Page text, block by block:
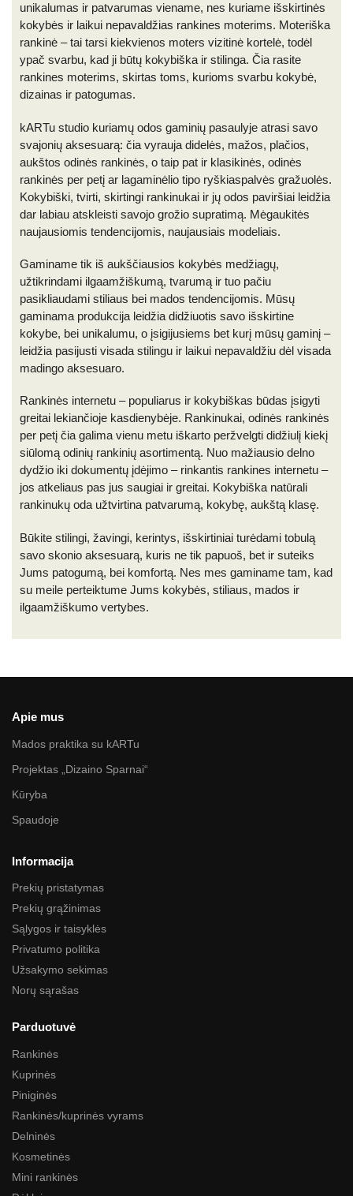
unikalumas ir patvarumas viename, nes kuriame išskirtinės
kokybės ir laikui nepavaldžias rankines moterims. Moteriška
rankinė – tai tarsi kiekvienos moters vizitinė kortelė, todėl
ypač svarbu, kad ji būtų kokybiška ir stilinga. Čia rasite
rankines moterims, skirtas toms, kurioms svarbu kokybė,
dizainas ir patogumas.
kARTu studio kuriamų odos gaminių pasaulyje atrasi savo
svajonių aksesuarą: čia vyrauja didelės, mažos, plačios,
aukštos odinės rankinės, o taip pat ir klasikinės, odinės
rankinės per petį ar lagaminėlio tipo ryškiaspalvės gražuolės.
Kokybiški, tvirti, skirtingi rankinukai ir jų odos paviršiai leidžia
dar labiau atskleisti savojo grožio supratimą. Mėgaukitės
naujausiomis tendencijomis, naujausiais modeliais.
Gaminame tik iš aukščiausios kokybės medžiagų,
užtikrindami ilgaamžiškumą, tvarumą ir tuo pačiu
pasikliaudami stiliaus bei mados tendencijomis. Mūsų
gaminama produkcija leidžia didžiuotis savo išskirtine
kokybe, bei unikalumu, o įsigijusiems bet kurį mūsų gaminį –
leidžia pasijusti visada stilingu ir laikui nepavaldžiu dėl visada
madingo aksesuaro.
Rankinės internetu – populiarus ir kokybiškas būdas įsigyti
greitai lekiančioje kasdienybėje. Rankinukai, odinės rankinės
per petį čia galima vienu metu iškarto peržvelgti didžiulį kiekį
siūlomą odinių rankinių asortimentą. Nuo mažiausio delno
dydžio iki dokumentų įdėjimo – rinkantis rankines internetu –
jos atkeliaus pas jus saugiai ir greitai. Kokybiška natūrali
rankinukų oda užtvirtina patvarumą, kokybę, aukštą klasę.
Būkite stilingi, žavingi, kerintys, išskirtiniai turėdami tobulą
savo skonio aksesuarą, kuris ne tik papuoš, bet ir suteiks
Jums patogumą, bei komfortą. Nes mes gaminame tam, kad
su meile perteiktume Jums kokybės, stiliaus, mados ir
ilgaamžiškumo vertybes.
Apie mus
Mados praktika su kARTu
Projektas „Dizaino Sparnai“
Kūryba
Spaudoje
Informacija
Prekių pristatymas
Prekių grąžinimas
Sąlygos ir taisyklės
Privatumo politika
Užsakymo sekimas
Norų sąrašas
Parduotuvė
Rankinės
Kuprinės
Piniginės
Rankinės/kuprinės vyrams
Delninės
Kosmetinės
Mini rankinės